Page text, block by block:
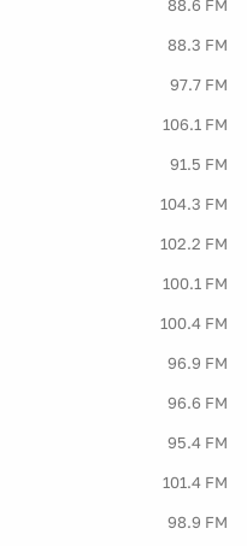
88.6 FM
88.3 FM
97.7 FM
106.1 FM
91.5 FM
104.3 FM
102.2 FM
100.1 FM
100.4 FM
96.9 FM
96.6 FM
95.4 FM
101.4 FM
98.9 FM